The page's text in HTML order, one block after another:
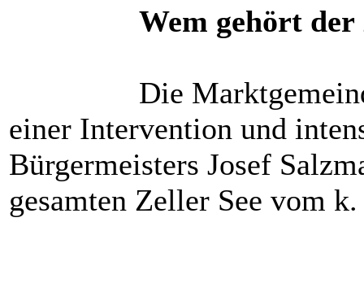
Wem gehört der
Die
einer Intervention und
Bürgermeisters Josef
gesamten Zeller See vom